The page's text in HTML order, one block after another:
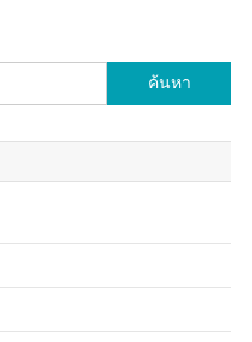
สำหรับ: